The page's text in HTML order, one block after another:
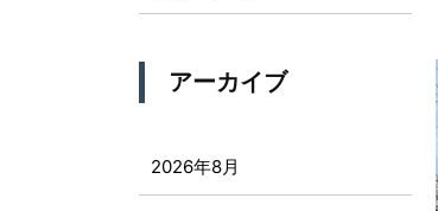
アーカイブ
2026年8月